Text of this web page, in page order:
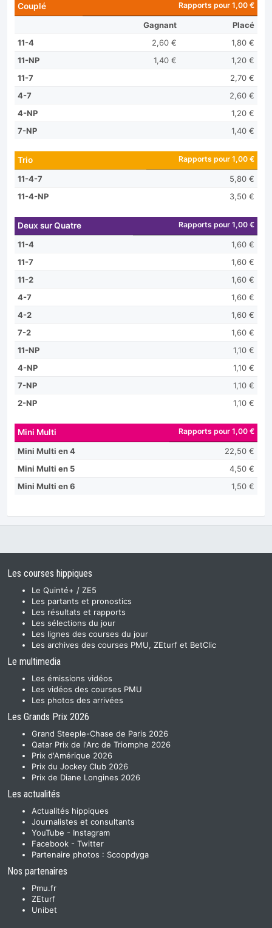
Couplé Rapports pour 1,00 €
Gagnant
Placé
11-4
2,60 €
1,80 €
11-NP
1,40 €
1,20 €
11-7
2,70 €
4-7
2,60 €
4-NP
1,20 €
7-NP
1,40 €
Trio Rapports pour 1,00 €
11-4-7
5,80 €
11-4-NP
3,50 €
Deux sur Quatre Rapports pour 1,00 €
11-4
1,60 €
11-7
1,60 €
11-2
1,60 €
4-7
1,60 €
4-2
1,60 €
7-2
1,60 €
11-NP
1,10 €
4-NP
1,10 €
7-NP
1,10 €
2-NP
1,10 €
Mini Multi Rapports pour 1,00 €
Mini Multi en 4
22,50 €
Mini Multi en 5
4,50 €
Mini Multi en 6
1,50 €
Les courses hippiques
Le Quinté+ / ZE5
Les partants et pronostics
Les résultats et rapports
Les sélections du jour
Les lignes des courses du jour
Les archives des courses PMU, ZEturf et BetClic
Le multimedia
Les émissions vidéos
Les vidéos des courses PMU
Les photos des arrivées
Les Grands Prix 2026
Grand Steeple-Chase de Paris 2026
Qatar Prix de l'Arc de Triomphe 2026
Prix d'Amérique 2026
Prix du Jockey Club 2026
Prix de Diane Longines 2026
Les actualités
Actualités hippiques
Journalistes et consultants
YouTube - Instagram
Facebook - Twitter
Partenaire photos : Scoopdyga
Nos partenaires
Pmu.fr
ZEturf
Unibet